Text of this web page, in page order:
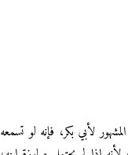
لأبي بكر، فإنه لو تسمعه